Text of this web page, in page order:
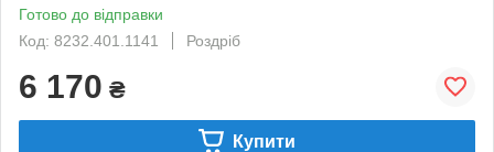
Готово до відправки
Код: 8232.401.1141
Роздріб
6 170 ₴
Купити